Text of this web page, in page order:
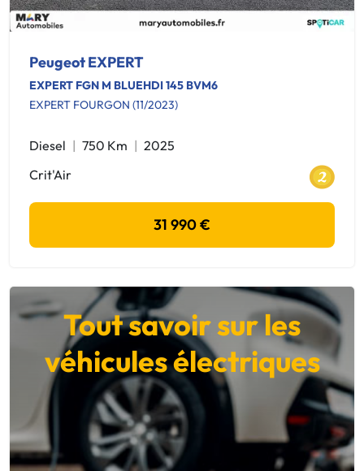
Peugeot EXPERT
EXPERT FGN M BLUEHDI 145 BVM6
EXPERT FOURGON (11/2023)
Diesel 750 Km
2025
Crit'Air
31 990 €
Tout savoir sur les
véhicules électriques